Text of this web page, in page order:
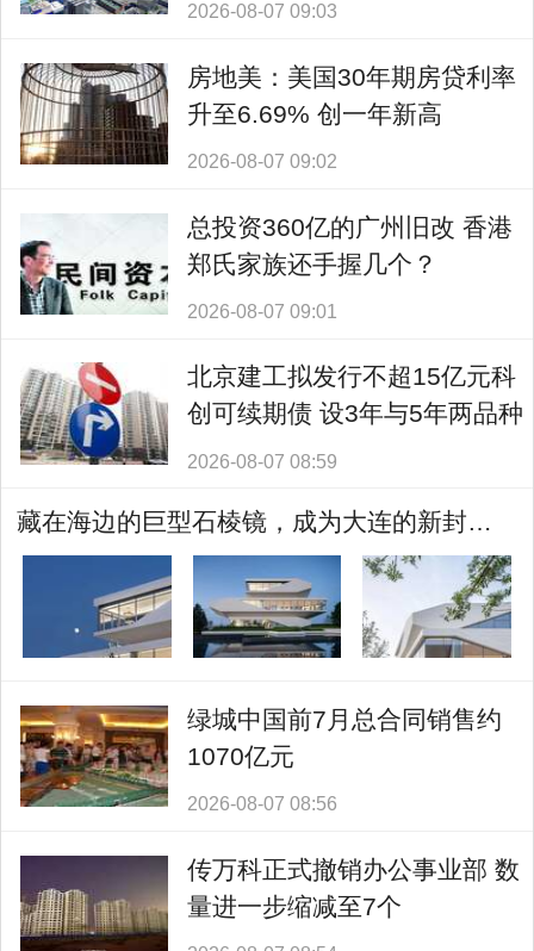
2026-08-07 09:03
房地美：美国30年期房贷利率
升至6.69% 创一年新高
2026-08-07 09:02
总投资360亿的广州旧改 香港
郑氏家族还手握几个？
2026-08-07 09:01
北京建工拟发行不超15亿元科
创可续期债 设3年与5年两品种
2026-08-07 08:59
藏在海边的巨型石棱镜，成为大连的新封面！
绿城中国前7月总合同销售约
1070亿元
2026-08-07 08:56
传万科正式撤销办公事业部 数
量进一步缩减至7个